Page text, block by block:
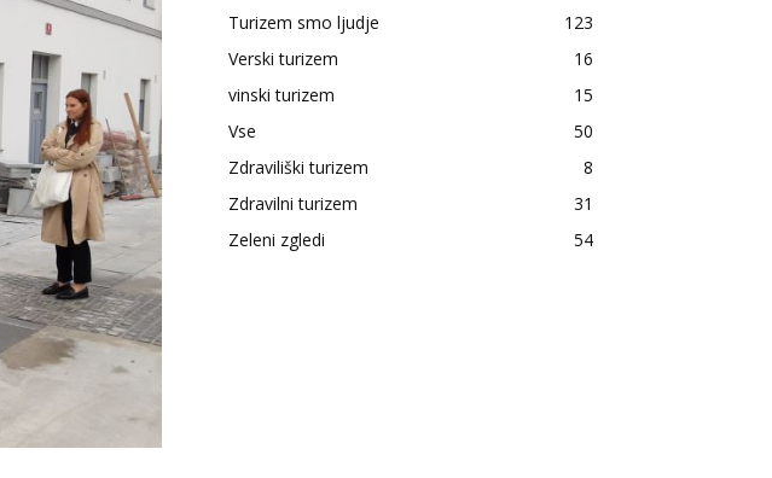
Turizem smo ljudje
123
Verski turizem
16
vinski turizem
15
Vse
50
Zdraviliški turizem
8
Zdravilni turizem
31
Zeleni zgledi
54